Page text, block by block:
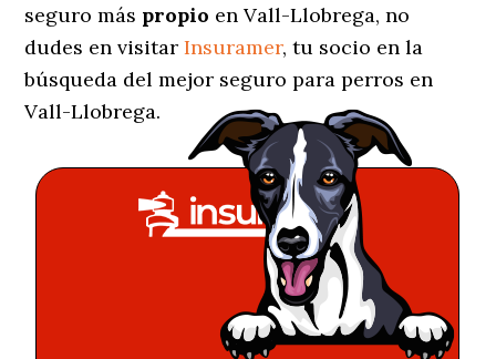
seguro más propio en Vall-Llobrega, no
dudes en visitarInsuramer, tu socio en la
búsqueda del mejor seguro para perros en
Vall-Llobrega.